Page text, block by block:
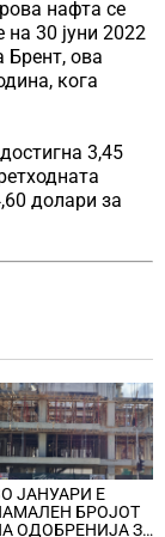
нафта се
30 јуни 2022
Брент, ова
кога
3,45
долари за
ЈАНУАРИ Е
БРОЈОТ
ОДОБРЕНИЈА ЗА